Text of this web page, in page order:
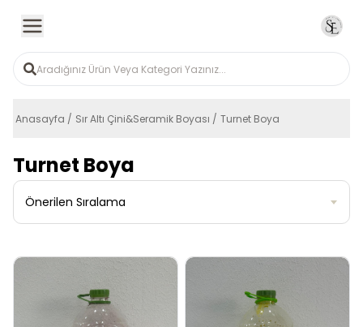
Anasayfa Sır Altı Çini&Seramik Boyası Turnet Boya
Turnet Boya
Önerilen Sıralama